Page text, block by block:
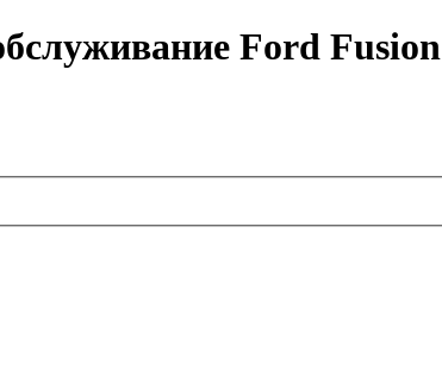
Ford Fusion